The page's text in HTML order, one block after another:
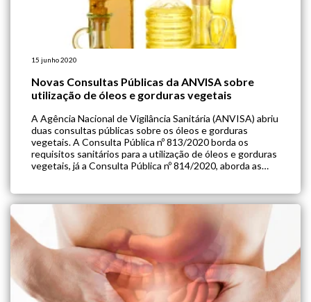
15 junho 2020
Novas Consultas Públicas da ANVISA sobre
utilização de óleos e gorduras vegetais
A Agência Nacional de Vigilância Sanitária (ANVISA) abriu
duas consultas públicas sobre os óleos e gorduras
vegetais. A Consulta Pública nº 813/2020 borda os
requisitos sanitários para a utilização de óleos e gorduras
vegetais, já a Consulta Pública nº 814/2020, aborda as